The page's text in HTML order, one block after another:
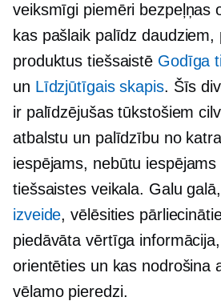
veiksmīgi piemēri bezpeļņas
kas pašlaik palīdz
produktus tiešsaistē Godīga
un Līdzjūtīgais skapis. Šīs
ir palīdzējušas tūkstošiem
atbalstu un palīdzību no
iespējams, nebūtu
tiešsaistes veikala. Galu
izveide, vēlēsities
piedāvāta vērtīga
orientēties un kas nodrošina
vēlamo pieredzi.